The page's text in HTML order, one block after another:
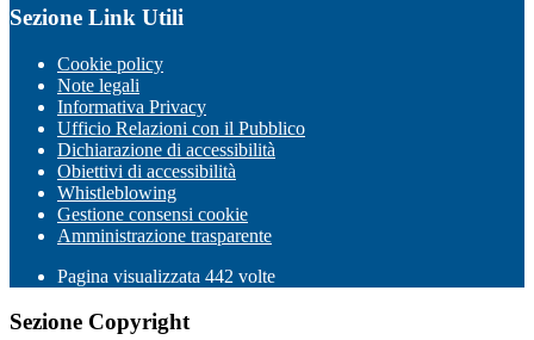
Sezione Link Utili
Cookie policy
Note legali
Informativa Privacy
Ufficio Relazioni con il Pubblico
Dichiarazione di accessibilità
Obiettivi di accessibilità
Whistleblowing
Gestione consensi cookie
Amministrazione trasparente
Pagina visualizzata 442 volte
Sezione Copyright